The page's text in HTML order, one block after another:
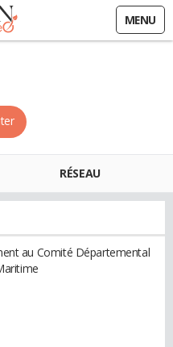
MENU
RÉSEAU
au Comité Départemental